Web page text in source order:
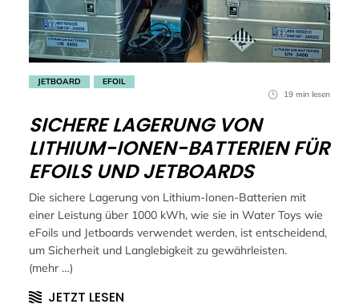
JETBOARD
EFOIL
19 min lesen
SICHERE LAGERUNG VON
LITHIUM-IONEN-BATTERIEN FÜR
EFOILS UND JETBOARDS
Die sichere Lagerung von Lithium-Ionen-Batterien mit
einer Leistung über 1000 kWh, wie sie in Water Toys wie
eFoils und Jetboards verwendet werden, ist entscheidend,
um Sicherheit und Langlebigkeit zu gewährleisten.
(mehr …)
JETZT LESEN